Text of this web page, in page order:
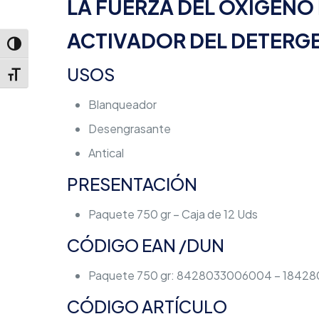
Alternar alto contraste
Alternar tamaño de letra
LA FUERZA DEL OXÍGENO
ACTIVADOR DEL
USOS
Blanqueador
Desengrasante
Antical
PRESENTACIÓN
Paquete 750 gr – Caja de 12 Uds
CÓDIGO EAN /DUN
Paquete 750 gr: 8428033006004 –
CÓDIGO ARTÍCULO